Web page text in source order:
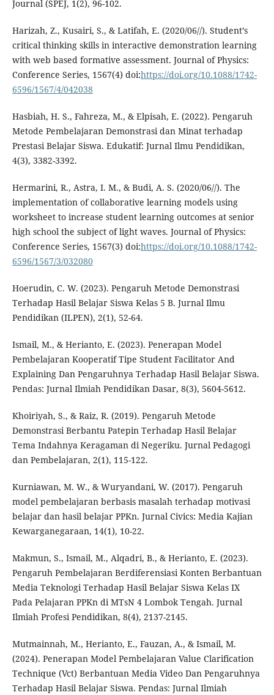
Journal (SPEJ, 1(2), 96-102.
Harizah, Z., Kusairi, S., & Latifah, E. (2020/06//). Student’s
critical thinking skills in interactive demonstration learning
with web based formative assessment. Journal of Physics:
Conference Series, 1567(4) doi:https://doi.org/10.1088/1742-
6596/1567/4/042038
Hasbiah, H. S., Fahreza, M., & Elpisah, E. (2022). Pengaruh
Metode Pembelajaran Demonstrasi dan Minat terhadap
Prestasi Belajar Siswa. Edukatif: Jurnal Ilmu Pendidikan,
4(3), 3382-3392.
Hermarini, R., Astra, I. M., & Budi, A. S. (2020/06//). The
implementation of collaborative learning models using
worksheet to increase student learning outcomes at senior
high school the subject of light waves. Journal of Physics:
Conference Series, 1567(3) doi:https://doi.org/10.1088/1742-
6596/1567/3/032080
Hoerudin, C. W. (2023). Pengaruh Metode Demonstrasi
Terhadap Hasil Belajar Siswa Kelas 5 B. Jurnal Ilmu
Pendidikan (ILPEN), 2(1), 52-64.
Ismail, M., & Herianto, E. (2023). Penerapan Model
Pembelajaran Kooperatif Tipe Student Facilitator And
Explaining Dan Pengaruhnya Terhadap Hasil Belajar Siswa.
Pendas: Jurnal Ilmiah Pendidikan Dasar, 8(3), 5604-5612.
Khoiriyah, S., & Raiz, R. (2019). Pengaruh Metode
Demonstrasi Berbantu Patepin Terhadap Hasil Belajar
Tema Indahnya Keragaman di Negeriku. Jurnal Pedagogi
dan Pembelajaran, 2(1), 115-122.
Kurniawan, M. W., & Wuryandani, W. (2017). Pengaruh
model pembelajaran berbasis masalah terhadap motivasi
belajar dan hasil belajar PPKn. Jurnal Civics: Media Kajian
Kewarganegaraan, 14(1), 10-22.
Makmun, S., Ismail, M., Alqadri, B., & Herianto, E. (2023).
Pengaruh Pembelajaran Berdiferensiasi Konten Berbantuan
Media Teknologi Terhadap Hasil Belajar Siswa Kelas IX
Pada Pelajaran PPKn di MTsN 4 Lombok Tengah. Jurnal
Ilmiah Profesi Pendidikan, 8(4), 2137-2145.
Mutmainnah, M., Herianto, E., Fauzan, A., & Ismail, M.
(2024). Penerapan Model Pembelajaran Value Clarification
Technique (Vct) Berbantuan Media Video Dan Pengaruhnya
Terhadap Hasil Belajar Siswa. Pendas: Jurnal Ilmiah